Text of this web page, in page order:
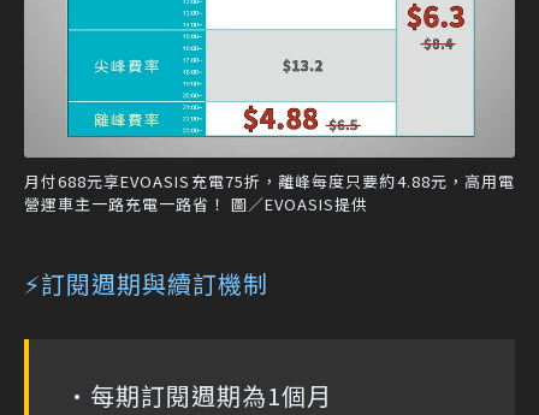
月付688元享EVOASIS充電75折，離峰每度只要約4.88元，高用電
營運車主一路充電一路省！ 圖／EVOASIS提供
⚡訂閱週期與續訂機制
•每期訂閱週期為1個月